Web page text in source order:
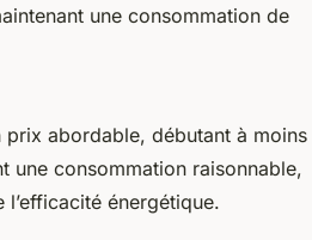
une consommation de
prix abordable, débutant à moins
une consommation raisonnable,
énergétique.